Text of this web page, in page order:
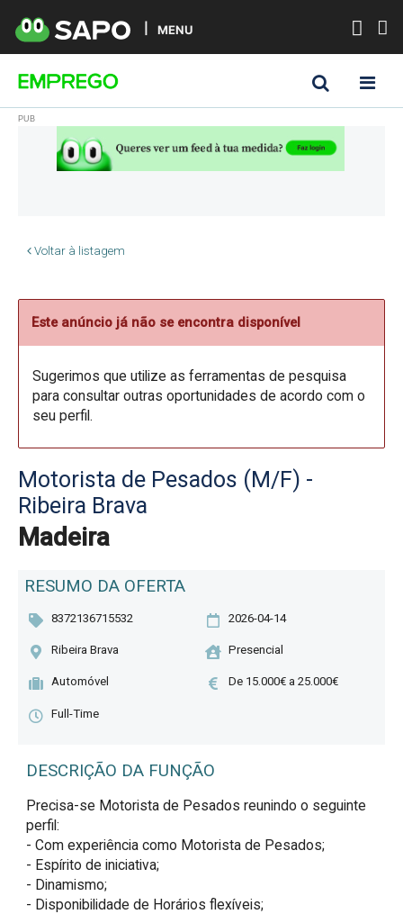
MENU
Voltar à listagem
Este anúncio já não se encontra disponível
Sugerimos que utilize as ferramentas de pesquisa
para consultar outras oportunidades de acordo com o
seu perfil.
Motorista de Pesados (M/F) -
Ribeira Brava
Madeira
RESUMO DA OFERTA
8372136715532 2026-04-14
Ribeira Brava Presencial
Automóvel De 15.000€ a 25.000€
Full-Time
DESCRIÇÃO DA FUNÇÃO
Precisa-se Motorista de Pesados reunindo o seguinte
perfil:
- Com experiência como Motorista de Pesados;
- Espírito de iniciativa;
- Dinamismo;
- Disponibilidade de Horários flexíveis;